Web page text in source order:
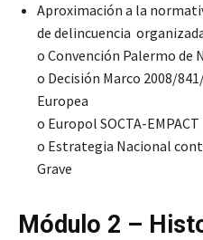
Aproximación a la
de delincuencia
o Convención Palermo de
o Decisión Marco 2008/
Europea
o Europol SOCTA-EMPACT
o Estrategia Nacional
Grave
Módulo 2 –